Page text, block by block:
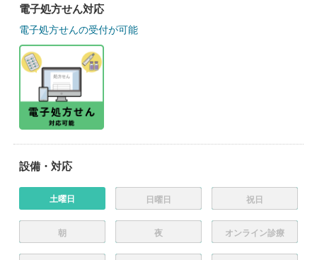
電子処方せん対応
電子処方せんの受付が可能
設備・対応
土曜日 日曜日 祝日
朝 夜 オンライン診療